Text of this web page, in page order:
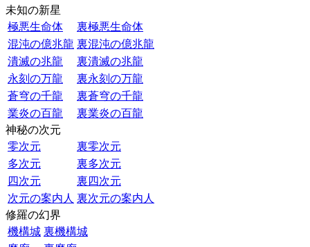
未知の新星
極悪生命体
裏極悪生命体
混沌の億兆龍 裏混沌の億兆龍
潰滅の兆龍
裏潰滅の兆龍
永刻の万龍
裏永刻の万龍
蒼穹の千龍
裏蒼穹の千龍
業炎の百龍
裏業炎の百龍
神秘の次元
零次元
裏零次元
多次元
裏多次元
四次元
裏四次元
次元の案内人 裏次元の案内人
修羅の幻界
機構城 裏機構城